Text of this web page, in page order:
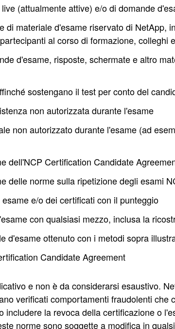
(attualmente attive) e/o di domande
di materiale d'esame riservato di NetApp,
al corso di formazione, colleghi
d'esame, risposte, schermate e altro
sostengano il test per conto del
non autorizzata durante l'esame
non autorizzato durante l'esame (ad
dell'NCP Certification Candidate
delle norme sulla ripetizione degli esami
e/o dei certificati con il punteggio
con qualsiasi mezzo, inclusa la
d'esame ottenuto con i metodi sopra
Candidate Agreement
e non è da considerarsi esaustivo.
verificati comportamenti fraudolenti che
includere la revoca della certificazione o
norme sono soggette a modifica in